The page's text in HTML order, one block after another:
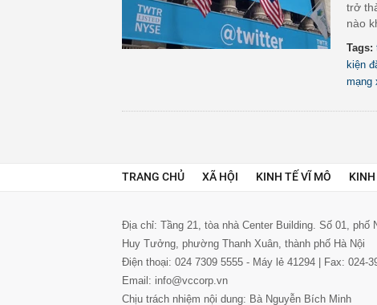
trở
nào
Tags:
kiện
mạng
TRANG CHỦ XÃ HỘI KINH TẾ VĨ MÔ
Địa chỉ: Tầng 21, tòa nhà Center Building. Số 01, phố
Huy Tưởng, phường Thanh Xuân, thành phố Hà Nội
Điện thoại: 024 7309 5555 - Máy lẻ 41294 | Fax: 024-
Email: info@vccorp.vn
Chịu trách nhiệm nội dung: Bà Nguyễn Bích Minh